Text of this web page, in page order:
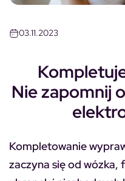
03.11.2023
Nie zapomnij
Kompletowanie
zaczyna się od